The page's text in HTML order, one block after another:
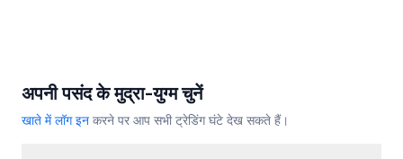
अपनी पसंद के मुद्रा-युग्म चुनें
खाते में लॉग इन करने पर आप सभी ट्रेडिंग घंटे देख सकते हैं।